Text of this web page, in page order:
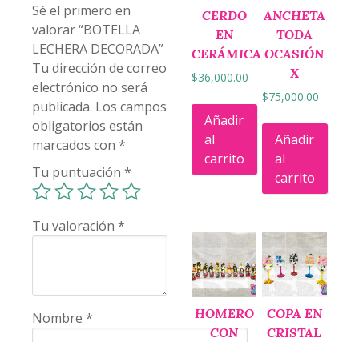
Sé el primero en
valorar “BOTELLA
LECHERA DECORADA”
Tu dirección de correo
electrónico no será
publicada. Los campos
obligatorios están
marcados con *
Tu puntuación *
Tu valoración *
Nombre *
CERDO
EN
CERÁMICA
$36,000.00
Añadir
al
carrito
ANCHETA
TODA
OCASIÓN
X
$75,000.00
Añadir
al
carrito
HOMERO
CON
COPA EN
CRISTAL